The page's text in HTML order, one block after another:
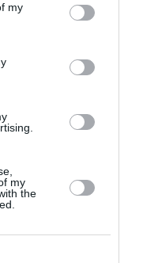
my
my
the
1908 DANS LE
DU